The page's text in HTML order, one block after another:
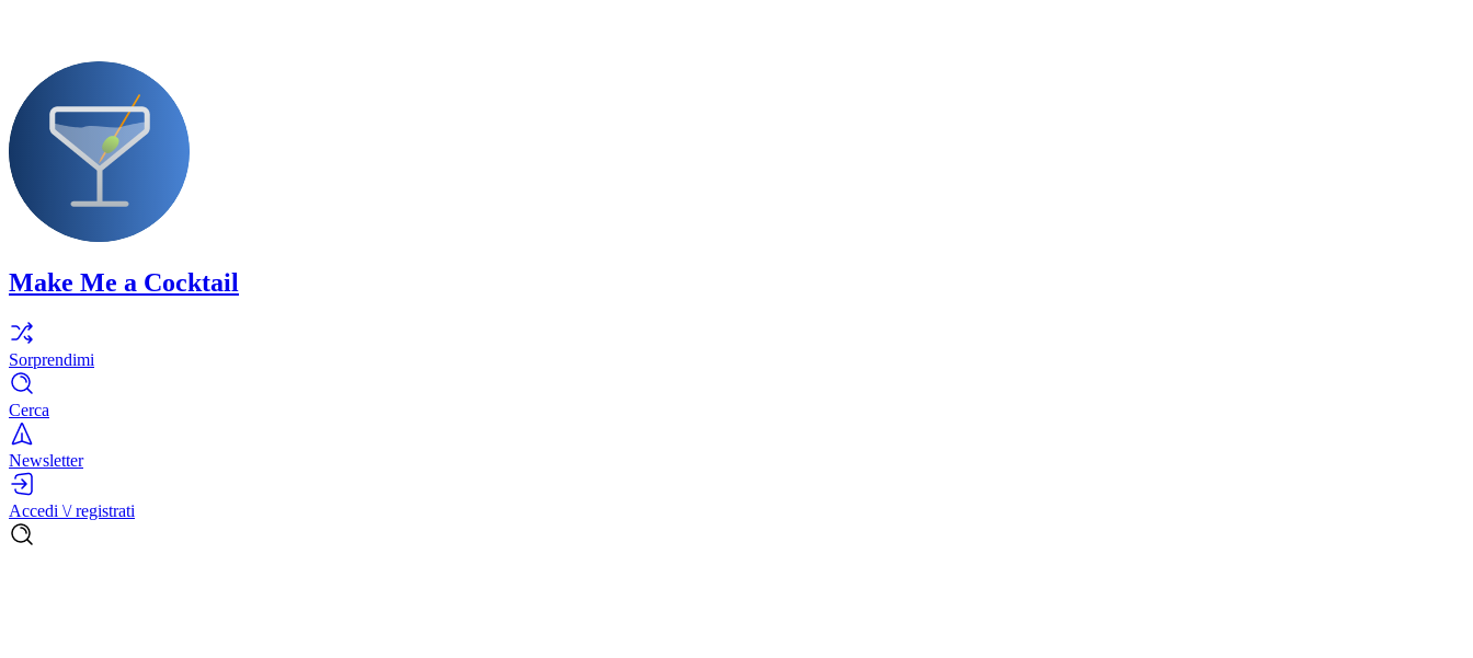
Make Me a Cocktail
Sorprendimi
Cerca
Newsletter
Accedi \/ registrati